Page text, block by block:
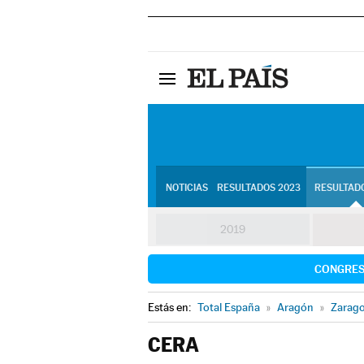
NOTICIAS RESULTADOS 2023
2019
Estás en: Total España » Aragón »
CERA